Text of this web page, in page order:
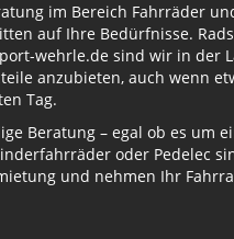
im Bereich Fahrräder
auf Ihre Bedürfnisse.
wehrle.de sind wir in der
anzubieten, auch wenn
Tag.
Beratung – egal ob es um
oder Pedelec
und nehmen Ihr